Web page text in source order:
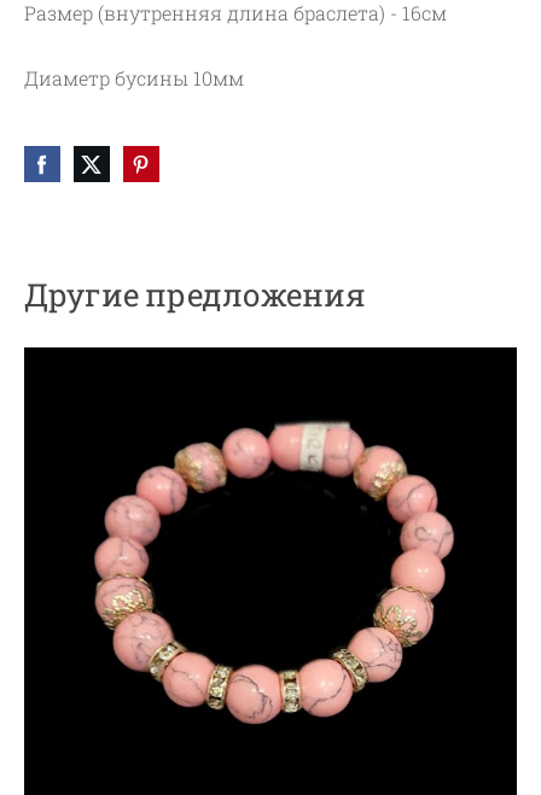
Размер (внутренняя длина браслета) - 16см
Диаметр бусины 10мм
Другие предложения